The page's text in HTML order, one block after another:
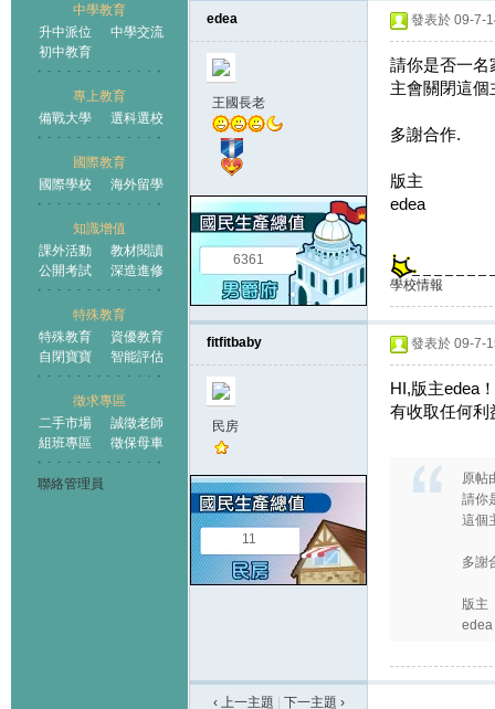
中學教育
升中派位
中學交流
初中教育
專上教育
備戰大學
選科選校
國際教育
國際學校
海外留學
知識增值
課外活動
教材閱讀
公開考試
深造進修
特殊教育
特殊教育
資優教育
自閉寶寶
智能評估
徵求專區
二手市場
誠徵老師
組班專區
徵保母車
聯絡管理員
edea
王國長老
6361
發表於 09-7-
請你是否一名
主會關閉這個
多謝合作.
版主
edea
學校情報
fitfitbaby
民房
11
發表於 09-7-
HI,版主edea
有收取任何利
原帖
請你
這個
多謝
版主
edea
‹ 上一主題 下一主題 ›